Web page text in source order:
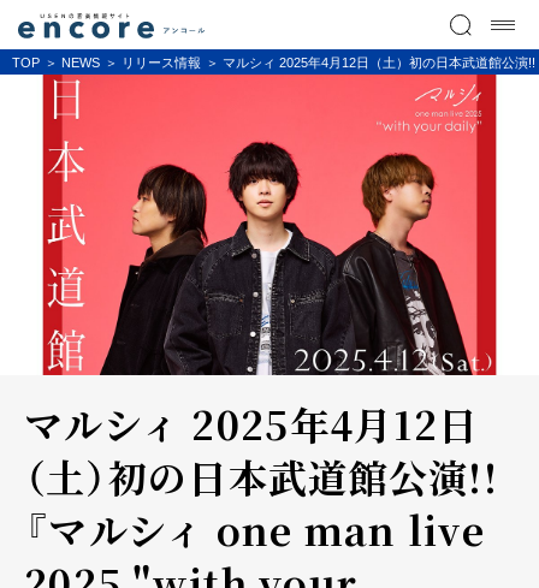
TOP NEWS リリース情報 マルシィ 2025年4月12日（土）初の日本武道館公演
マルシィ 2025年4月12日
（土）初の日本武道館公演!!
『マルシィ one man live